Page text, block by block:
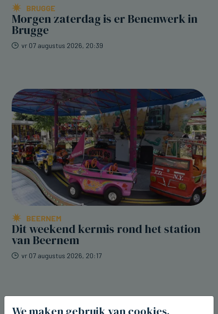
BRUGGE
Morgen zaterdag is er Benenwerk in
Brugge
vr 07 augustus 2026, 20:39
BEERNEM
Dit weekend kermis rond het station
van Beernem
vr 07 augustus 2026, 20:17
We maken gebruik van cookies.